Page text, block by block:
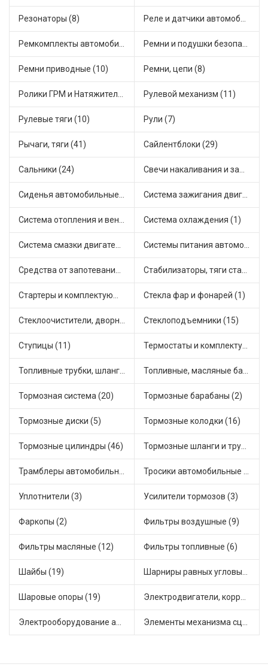
Резонаторы (8) Реле и датчики автомобильные (63)
Ремкомплекты автомобильные (60) Ремни и подушки безопасности (9)
Ремни приводные (10) Ремни, цепи (8)
Ролики ГРМ и Натяжители (14) Рулевой механизм (11)
Рулевые тяги (10) Рули (7)
Рычаги, тяги (41) Сайлентблоки (29)
Сальники (24) Свечи накаливания и зажигания (30)
Сиденья автомобильные (1) Система зажигания двигателя (2)
Система отопления и вентиляции (12) Система охлаждения (1)
Система смазки двигателя (16) Системы питания автомобиля (16)
Средства от запотевания и размораживатели стекла (1) Стабилизаторы, тяги стабилизатора, стойки стабилиз (3)
Стартеры и комплектующие (35) Стекла фар и фонарей (1)
Стеклоочистители, дворники (1) Стеклоподъемники (15)
Ступицы (11) Термостаты и комплектующие системы охлаждения (48)
Топливные трубки, шланги, магистрали и рампы (2) Топливные, масляные баки (1)
Тормозная система (20) Тормозные барабаны (2)
Тормозные диски (5) Тормозные колодки (16)
Тормозные цилиндры (46) Тормозные шланги и трубки (5)
Трамблеры автомобильные (31) Тросики автомобильные (16)
Уплотнители (3) Усилители тормозов (3)
Фаркопы (2) Фильтры воздушные (9)
Фильтры масляные (12) Фильтры топливные (6)
Шайбы (19) Шарниры равных угловых скоростей, приводные валы (1)
Шаровые опоры (19) Электродвигатели, корректоры и приводы автомобильн (20)
Электрооборудование автомобилей (20) Элементы механизма сцепления (55)